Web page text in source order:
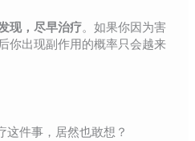
现，尽早治疗。如果你因为害
你出现副作用的概率只会越来
这件事，居然也敢想？